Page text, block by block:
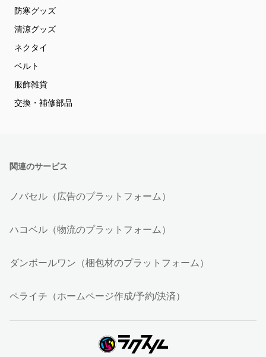
防寒グッズ
清涼グッズ
ネクタイ
ベルト
服飾雑貨
交換・補修部品
関連のサービス
ノバセル（広告のプラットフォーム）
ハコベル（物流のプラットフォーム）
ダンボールワン（梱包材のプラットフォーム）
ペライチ（ホームページ作成/予約/決済）